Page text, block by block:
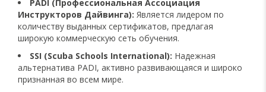
PADI (Профессиональная Ассоциация
Инструкторов Дайвинга): Является лидером по
количеству выданных сертификатов, предлагая
широкую коммерческую сеть обучения.
SSI (Scuba Schools International): Надежная
альтернатива PADI, активно развивающаяся и широко
признанная во всем мире.